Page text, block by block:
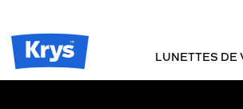
Opticien
Krys
LUNETTES DE